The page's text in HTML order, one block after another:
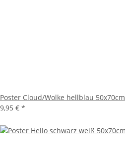
Poster Cloud/Wolke hellblau 50x70cm
9,95 € *